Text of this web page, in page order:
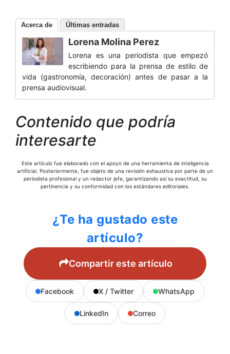
Acerca de Últimas entradas
Lorena Molina Perez
Lorena es una periodista que empezó
escribiendo para la prensa de estilo de
vida (gastronomía, decoración) antes de pasar a la
prensa audiovisual.
Contenido que podría
interesarte
Este artículo fue elaborado con el apoyo de una herramienta de inteligencia
artificial. Posteriormente, fue objeto de una revisión exhaustiva por parte de un
periodista profesional y un redactor jefe, garantizando así su exactitud, su
pertinencia y su conformidad con los estándares editoriales.
¿Te ha gustado este
artículo?
Compartir este artículo
Facebook X / Twitter WhatsApp
LinkedIn Correo